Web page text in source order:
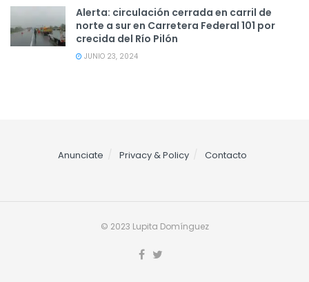
Alerta: circulación cerrada en carril de
norte a sur en Carretera Federal 101 por
crecida del Río Pilón
JUNIO 23, 2024
Anunciate Privacy & Policy Contacto
© 2023 Lupita Domínguez